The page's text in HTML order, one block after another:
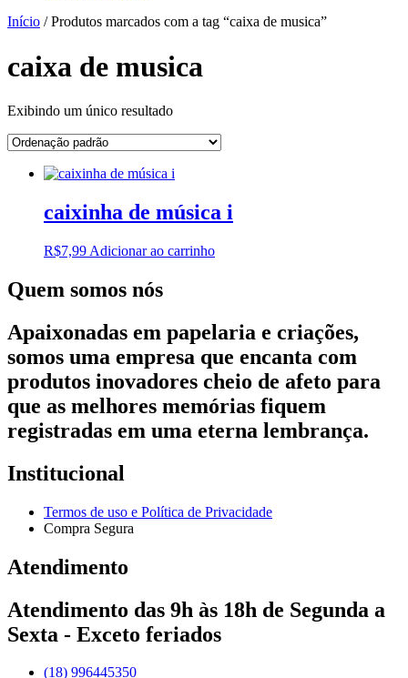
Início / Produtos marcados com a tag “caixa de musica”
caixa de musica
Exibindo um único resultado
caixinha de música i
R$7,99 Adicionar ao carrinho
Quem somos nós
Apaixonadas em papelaria e criações,
somos uma empresa que encanta com
produtos inovadores cheio de afeto para
que as melhores memórias fiquem
registradas em uma eterna lembrança.
Institucional
Termos de uso e Política de Privacidade
Compra Segura
Atendimento
Atendimento das 9h às 18h de Segunda a
Sexta - Exceto feriados
(18) 996445350